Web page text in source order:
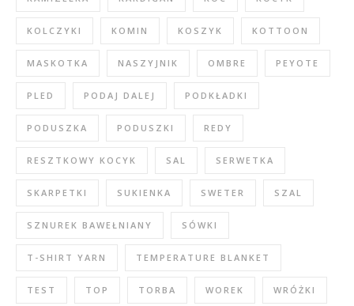
KOLCZYKI KOMIN KOSZYK KOTTOON
MASKOTKA NASZYJNIK OMBRE PEYOTE
PLED PODAJ DALEJ PODKŁADKI
PODUSZKA PODUSZKI REDY
RESZTKOWY KOCYK SAL SERWETKA
SKARPETKI SUKIENKA SWETER SZAL
SZNUREK BAWEŁNIANY SÓWKI
T-SHIRT YARN TEMPERATURE BLANKET
TEST TOP TORBA WOREK WRÓŻKI